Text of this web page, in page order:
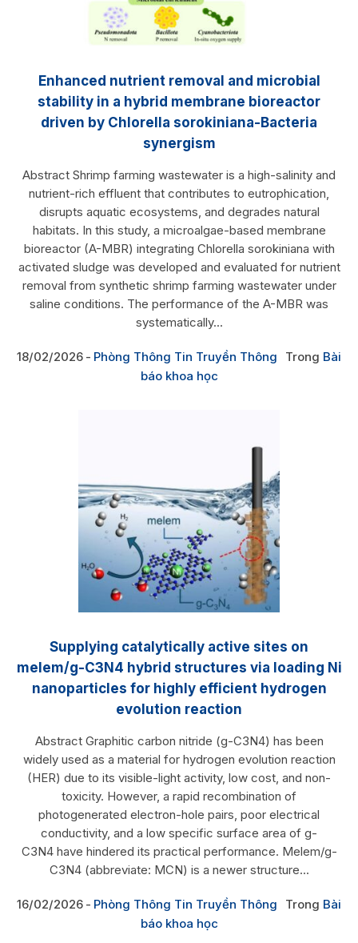
Enhanced nutrient removal and microbial
stability in a hybrid membrane bioreactor
driven by Chlorella sorokiniana-Bacteria
synergism
Abstract Shrimp farming wastewater is a high-salinity and
nutrient-rich effluent that contributes to eutrophication,
disrupts aquatic ecosystems, and degrades natural
habitats. In this study, a microalgae-based membrane
bioreactor (A-MBR) integrating Chlorella sorokiniana with
activated sludge was developed and evaluated for nutrient
removal from synthetic shrimp farming wastewater under
saline conditions. The performance of the A-MBR was
systematically...
18/02/2026 Phòng Thông Tin Truyền Thông Trong Bài
báo khoa học
Supplying catalytically active sites on
melem/g-C3N4 hybrid structures via loading Ni
nanoparticles for highly efficient hydrogen
evolution reaction
Abstract Graphitic carbon nitride (g-C3N4) has been
widely used as a material for hydrogen evolution reaction
(HER) due to its visible-light activity, low cost, and non-
toxicity. However, a rapid recombination of
photogenerated electron-hole pairs, poor electrical
conductivity, and a low specific surface area of g-
C3N4 have hindered its practical performance. Melem/g-
C3N4 (abbreviate: MCN) is a newer structure...
16/02/2026 Phòng Thông Tin Truyền Thông Trong Bài
báo khoa học